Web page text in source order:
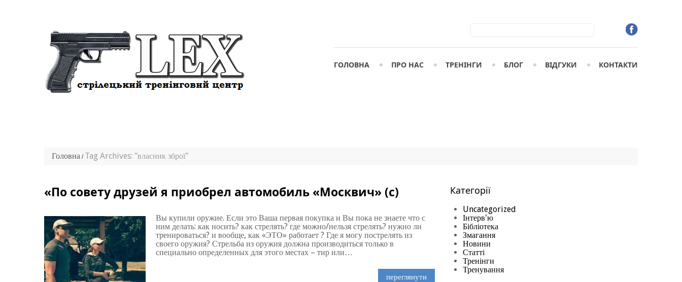
ГОЛОВНА ПРО НАС ТРЕНIНГИ БЛОГ ВІДГУКИ КОНТАКТИ
Головна Tag Archives: "власник зброї"
«По совету друзей я приобрел автомобиль «Москвич» (с)
Вы купили оружие. Если это Ваша первая покупка и Вы пока не знаете что с
ним делать: как носить? как стрелять? где можно/нельзя стрелять? нужно ли
тренироваться? и вообще, как «ЭТО» работает ? Где я могу пострелять из
своего оружия? Стрельба из оружия должна производиться только в
специально определенных для этого местах – тир или…
переглянути
Категорії
Uncategorized
Інтерв'ю
Бібліотека
Змагання
Новини
Статті
Тренінги
Тренування